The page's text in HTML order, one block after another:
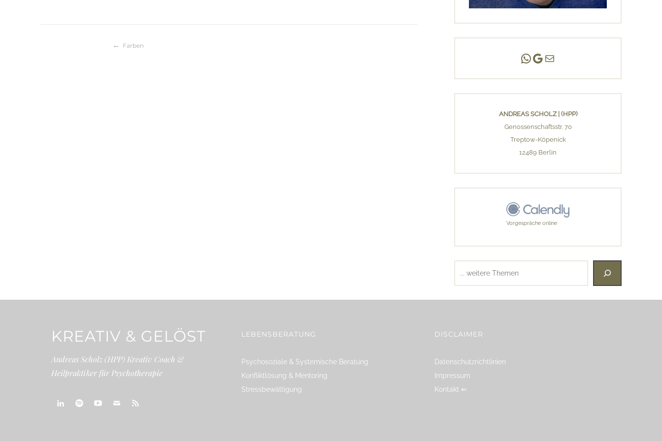
Beitragsnavigation
Farben
Andreas Scholz | (HPP)
Praxis Adlershof
E-Mail an mich ...
ANDREAS SCHOLZ | (HPP)
Genossenschaftsstr. 70
Treptow-Köpenick
12489 Berlin
Vorgespräche online
KREATIV & GELÖST
Andreas Scholz (HPP) Kreativ Coach &
Heilpraktiker für Psychotherapie
LEBENSBERATUNG
Psychosoziale & Systemische Beratung
Konfliktlösung & Mentoring
Stressbewältigung
DISCLAIMER
Datenschutzrichtlinien
Impressum
Kontakt ⇐